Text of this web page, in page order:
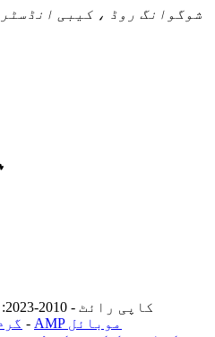
© کاپی رائٹ - 2010-2023: تمام حقوق محفوظ ہیں۔
-
AMP موبائل